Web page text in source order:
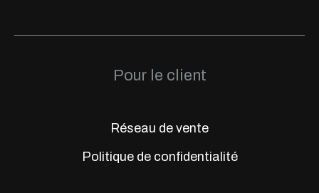
Pour le client
Réseau de vente
Politique de confidentialité